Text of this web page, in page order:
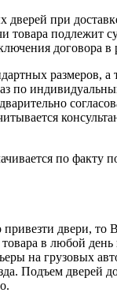
дверей при
товара подлежит
договора в
размеров, а
по
по факту
двери, то
в любой день
на грузовых
Подъем дверей